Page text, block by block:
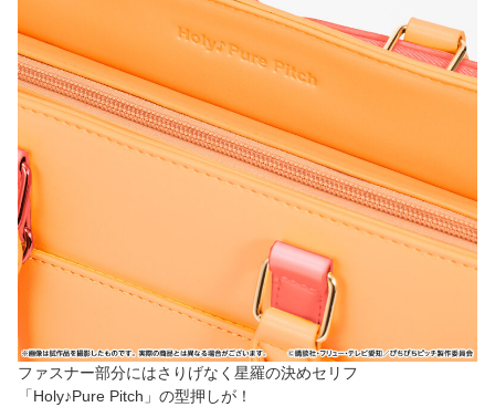
ファスナー部分にはさりげなく星羅の決めセリフ
「Holy♪Pure Pitch」の型押しが！